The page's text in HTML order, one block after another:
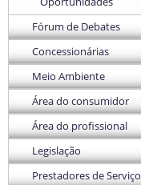
Fórum de Debates
Concessionárias
Meio Ambiente
Área do consumidor
Área do profissional
Legislação
Prestadores de Serviço